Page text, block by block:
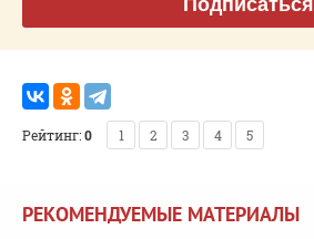
Подписаться
Рейтинг:0 1 2 3 4 5
РЕКОМЕНДУЕМЫЕ МАТЕРИАЛЫ